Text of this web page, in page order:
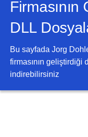
Firmasının
DLL
Bu sayfada Jorg
firmasının geliştirdiği
indirebilirsiniz